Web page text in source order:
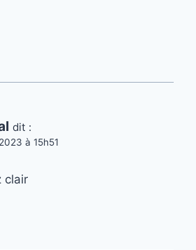
dit :
à 15h51
clair